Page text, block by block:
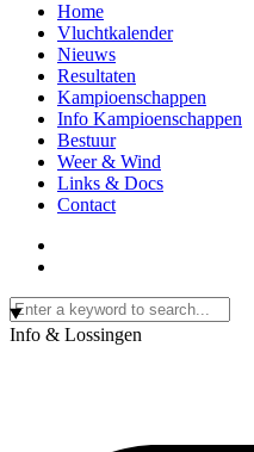
Home
Vluchtkalender
Nieuws
Resultaten
Kampioenschappen
Info Kampioenschappen
Bestuur
Weer & Wind
Links & Docs
Contact
Info & Lossingen